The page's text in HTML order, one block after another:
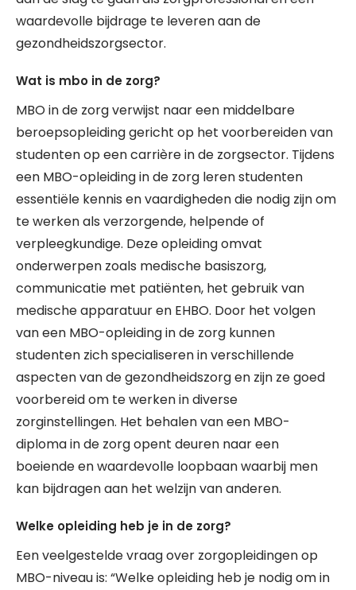
waardevolle bijdrage te leveren aan de
gezondheidszorgsector.
Wat is mbo in de zorg?
MBO in de zorg verwijst naar een middelbare
beroepsopleiding gericht op het voorbereiden van
studenten op een carrière in de zorgsector. Tijdens
een MBO-opleiding in de zorg leren studenten
essentiële kennis en vaardigheden die nodig zijn om
te werken als verzorgende, helpende of
verpleegkundige. Deze opleiding omvat
onderwerpen zoals medische basiszorg,
communicatie met patiënten, het gebruik van
medische apparatuur en EHBO. Door het volgen
van een MBO-opleiding in de zorg kunnen
studenten zich specialiseren in verschillende
aspecten van de gezondheidszorg en zijn ze goed
voorbereid om te werken in diverse
zorginstellingen. Het behalen van een MBO-
diploma in de zorg opent deuren naar een
boeiende en waardevolle loopbaan waarbij men
kan bijdragen aan het welzijn van anderen.
Welke opleiding heb je in de zorg?
Een veelgestelde vraag over zorgopleidingen op
MBO-niveau is: “Welke opleiding heb je nodig om in